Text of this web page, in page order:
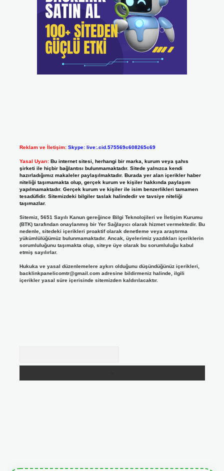
Reklam ve İletişim: Skype: live:.cid.575569c608265c69
Yasal Uyarı: Bu internet sitesi, herhangi bir marka, kurum veya şahıs
şirketi ile hiçbir bağlantısı bulunmamaktadır. Sitede yalnızca kendi
hazırladığımız makaleler paylaşılmaktadır. Burada yer alan içerikler haber
niteliği taşımamakta olup, gerçek kurum ve kişiler hakkında paylaşım
yapılmamaktadır. Gerçek kurum ve kişiler ile isim benzerlikleri tamamen
tesadüfidir. Sitemizdeki bilgiler taslak halindedir ve tavsiye niteliği
taşımazlar.
Sitemiz, 5651 Sayılı Kanun gereğince Bilgi Teknolojileri ve İletişim Kurumu
(BTK) tarafından onaylanmış bir Yer Sağlayıcı olarak hizmet vermektedir. Bu
nedenle, sitedeki içerikleri proaktif olarak denetleme veya araştırma
yükümlülüğümüz bulunmamaktadır. Ancak, üyelerimiz yazdıkları içeriklerin
sorumluluğunu taşımakta olup, siteye üye olarak bu sorumluluğu kabul
etmiş sayılırlar.
Hukuka ve yasal düzenlemelere aykırı olduğunu düşündüğünüz içerikleri,
backlinkpanelicomtr@gmail.comadresine bildirmeniz halinde, ilgili
içerikler yasal süre içerisinde sitemizden kaldırılacaktır.